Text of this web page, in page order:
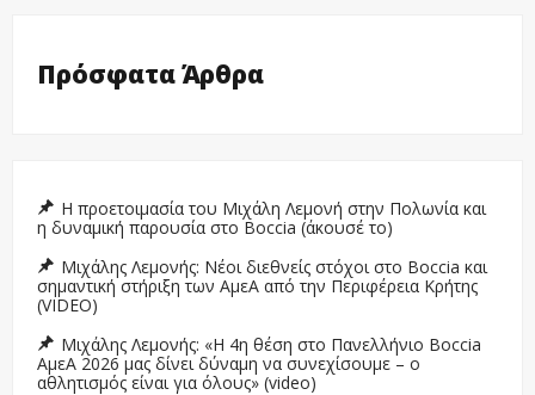
Πρόσφατα Άρθρα
Η προετοιμασία του Μιχάλη Λεμονή στην Πολωνία και
η δυναμική παρουσία στο Boccia (άκουσέ το)
Μιχάλης Λεμονής: Νέοι διεθνείς στόχοι στο Boccia και
σημαντική στήριξη των ΑμεΑ από την Περιφέρεια Κρήτης
(VIDEO)
Μιχάλης Λεμονής: «Η 4η θέση στο Πανελλήνιο Boccia
ΑμεΑ 2026 μας δίνει δύναμη να συνεχίσουμε – ο
αθλητισμός είναι για όλους» (video)